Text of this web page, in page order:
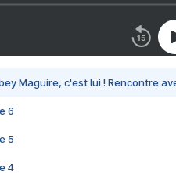
Maguire, c'est lui ! Rencontre
6
5
4